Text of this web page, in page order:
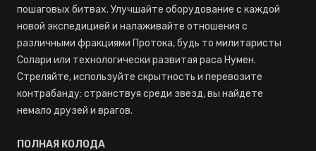
пошаговых битвах. Улучшайте оборудование с каждой
новой экспедицией и налаживайте отношения с
различными фракциями Протока, будь то милитаристы
Солари или технологически развитая раса Нумен.
Стреляйте, используйте скрытность и перевозите
контрабанду: странствуя среди звезд, вы найдете
немало друзей и врагов.
ПОЛНАЯ КОЛОДА